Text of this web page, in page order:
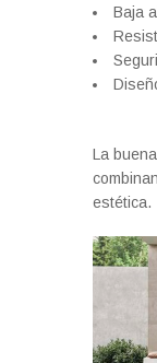
Baja
La
estética.